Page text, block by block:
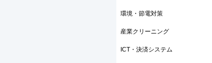
環境・節電対策
産業クリーニング
ICT・決済システム